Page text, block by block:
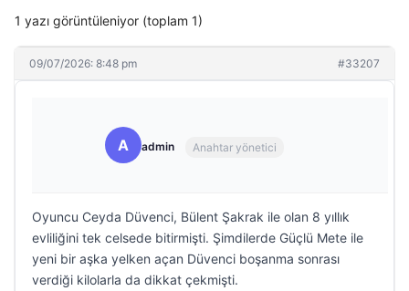
1 yazı görüntüleniyor (toplam 1)
09/07/2026: 8:48 pm #33207
A admin Anahtar yönetici
Oyuncu Ceyda Düvenci, Bülent Şakrak ile olan 8 yıllık
evliliğini tek celsede bitirmişti. Şimdilerde Güçlü Mete ile
yeni bir aşka yelken açan Düvenci boşanma sonrası
verdiği kilolarla da dikkat çekmişti.